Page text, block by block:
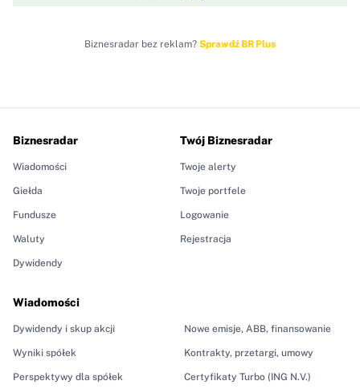
Biznesradar bez reklam? Sprawdź BR Plus
Biznesradar
Wiadomości
Giełda
Fundusze
Waluty
Dywidendy
Wiadomości
Dywidendy i skup akcji
Wyniki spółek
Perspektywy dla spółek
Nowe emisje, ABB, finansowanie
Kontrakty, przetargi, umowy
Certyfikaty Turbo (ING N.V.)
Twój Biznesradar
Twoje alerty
Twoje portfele
Logowanie
Rejestracja